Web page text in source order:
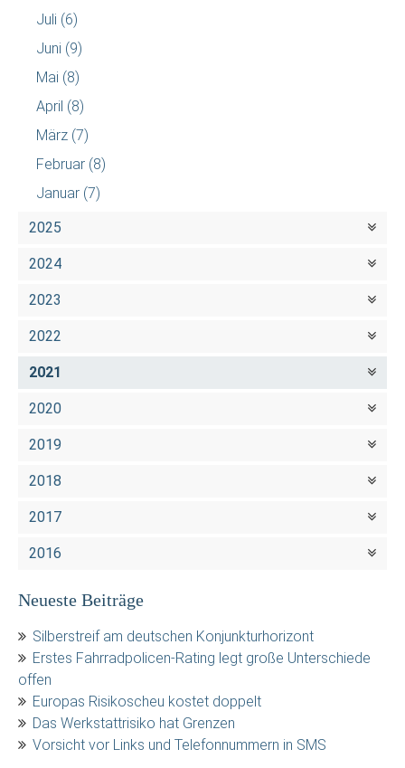
Juli (6)
Juni (9)
Mai (8)
April (8)
März (7)
Februar (8)
Januar (7)
2025
2024
2023
2022
2021
2020
2019
2018
2017
2016
Neueste Beiträge
Silberstreif am deutschen Konjunkturhorizont
Erstes Fahrradpolicen-Rating legt große Unterschiede
offen
Europas Risikoscheu kostet doppelt
Das Werkstattrisiko hat Grenzen
Vorsicht vor Links und Telefonnummern in SMS